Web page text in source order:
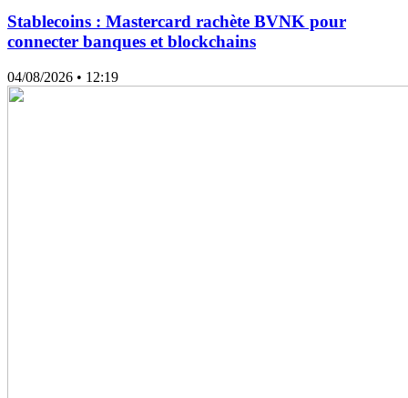
Stablecoins : Mastercard rachète BVNK pour
connecter banques et blockchains
04/08/2026 • 12:19